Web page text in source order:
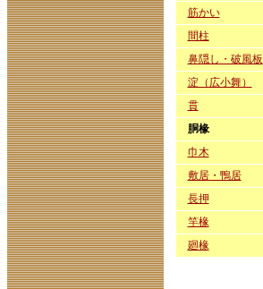
筋かい
間柱
鼻隠し・破風板
淀（広小舞）
貫
胴椽
巾木
敷居・鴨居
長押
竿椽
廻椽